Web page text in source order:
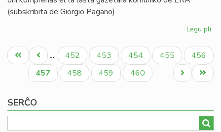
(subskribita de Giorgio Pagano).
Legu pli
en
Pagination
Unua
paĝo
Antaŭa
paĝo
… Paĝo
452 Paĝo
453 Paĝo
454 Paĝo
455 Paĝo
456
Aktuala
paĝo
457 Paĝo
458 Paĝo
459 Paĝo
460
Last
page
Next
page
SERĈO